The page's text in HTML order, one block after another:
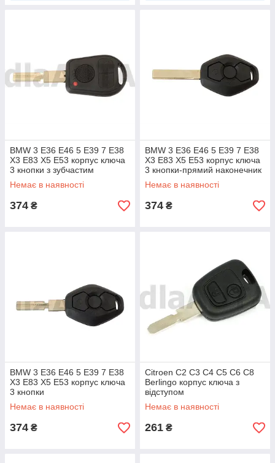
BMW 3 E36 E46 5 E39 7 E38
X3 E83 X5 E53 корпус ключа
3 кнопки з зубчастим
наконечником
Немає в наявності
374 ₴
BMW 3 E36 E46 5 E39 7 E38
X3 E83 X5 E53 корпус ключа
3 кнопки-прямий наконечник
Немає в наявності
374 ₴
BMW 3 E36 E46 5 E39 7 E38
X3 E83 X5 E53 корпус ключа
3 кнопки
Немає в наявності
374 ₴
Citroen C2 C3 C4 C5 C6 C8
Berlingo корпус ключа з
відступом
Немає в наявності
261 ₴